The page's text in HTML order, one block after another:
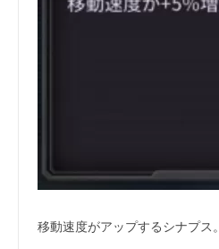
移動速度がアップするシナプス。